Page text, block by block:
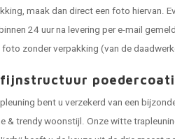
maak dan direct een foto hiervan.
24 uur na levering per e-mail
foto zonder verpakking (van de
bent u verzekerd van een
& trendy woonstijl. Onze witte